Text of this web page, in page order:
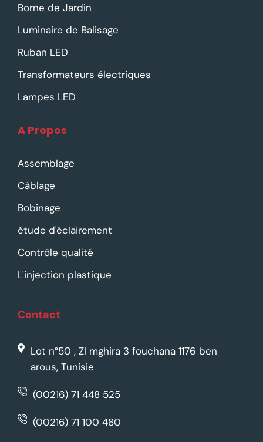
Borne de Jardin
Luminaire de Balisage
Ruban LED
Transformateurs électriques
Lampes LED
A Propos
Assemblage
Câblage
Bobinage
étude d'éclairement
Contrôle qualité
L'injection plastique
Contact
Lot n°50 , ZI mghira 3 fouchana 1176 ben
arous, Tunisie
(00216) 71 448 525
(00216) 71 100 480